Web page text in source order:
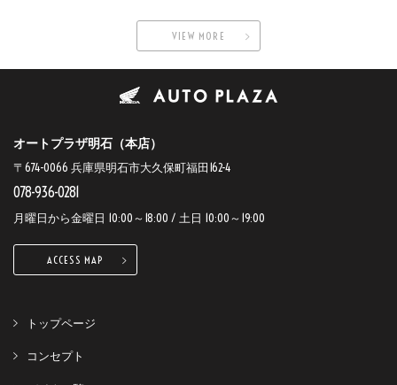
VIEW MORE
オートプラザ明石（本店）
〒674-0066 兵庫県明石市大久保町福田162-4
078-936-0281
月曜日から金曜日 10:00～18:00 / 土日 10:00～19:00
ACCESS MAP
トップページ
コンセプト